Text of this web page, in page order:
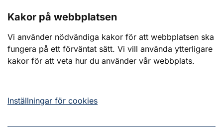
Webbplatsen
Om webbplatsen
Kakor på webbplatsen
Vi använder nödvändiga kakor för att webbplatsen ska
fungera på ett förväntat sätt. Vi vill använda ytterligare
kakor för att veta hur du använder vår webbplats.
Inställningar för cookies